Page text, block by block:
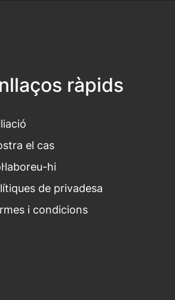
ràpids
el cas
hi
de privadesa
i condicions